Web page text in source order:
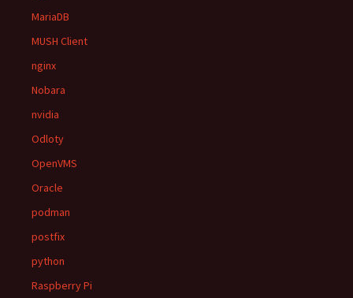
MariaDB
MUSH Client
nginx
Nobara
nvidia
Odloty
OpenVMS
Oracle
podman
postfix
python
Raspberry Pi